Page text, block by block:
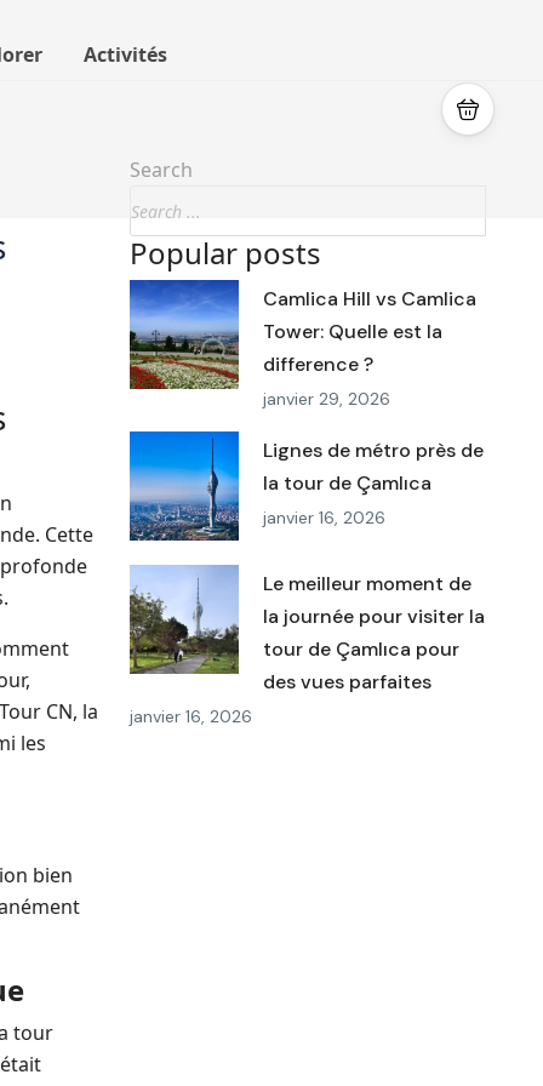
Activités
Cette
CN, la
les
bien
tour
Search
Popular posts
Camlica Hill vs Camlica
Tower: Quelle est la
difference ?
janvier 29, 2026
Lignes de métro près de
la tour de Çamlıca
janvier 16, 2026
Le meilleur moment de
la journée pour visiter la
tour de Çamlıca pour
des vues parfaites
janvier 16, 2026